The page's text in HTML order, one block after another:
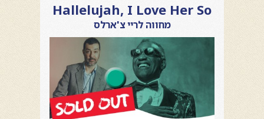
Hallelujah, I Love Her So
מחווה לריי צ'ארלס